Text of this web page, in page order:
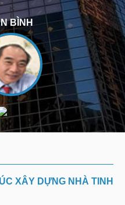
BÌNH
XÂY DỰNG NHÀ TINH